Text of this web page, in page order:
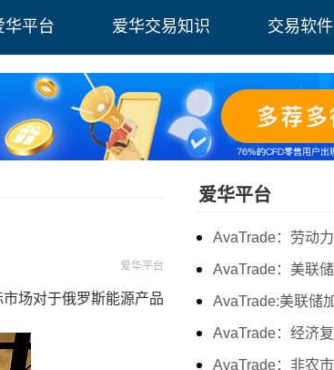
华平台 爱华交易知识 交易软件
爱华平台
场对于俄罗斯能源产品
爱华平台